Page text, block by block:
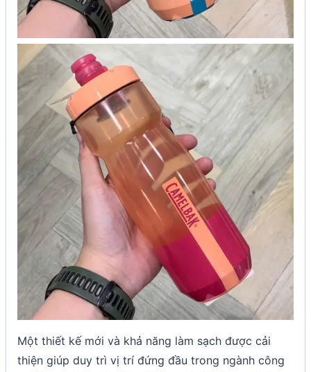
Một thiết kế mới và khả năng làm sạch được cải
thiện giúp duy trì vị trí đứng đầu trong ngành công